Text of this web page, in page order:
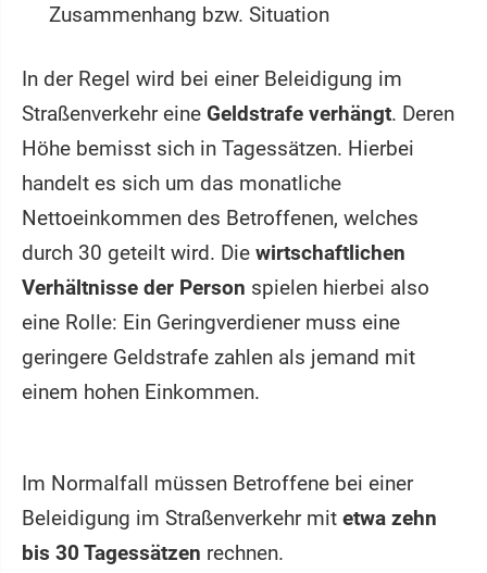
Zusammenhang bzw. Situation
In der Regel wird bei einer Beleidigung im
Straßenverkehr eine Geldstrafe verhängt. Deren
Höhe bemisst sich in Tagessätzen. Hierbei
handelt es sich um das monatliche
Nettoeinkommen des Betroffenen, welches
durch 30 geteilt wird. Die wirtschaftlichen
Verhältnisse der Person spielen hierbei also
eine Rolle: Ein Geringverdiener muss eine
geringere Geldstrafe zahlen als jemand mit
einem hohen Einkommen.
Im Normalfall müssen Betroffene bei einer
Beleidigung im Straßenverkehr mit etwa zehn
bis 30 Tagessätzen rechnen.